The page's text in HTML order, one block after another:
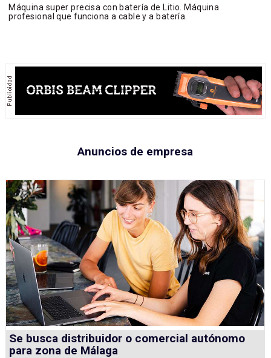
Máquina super precisa con batería de Litio. Máquina
profesional que funciona a cable y a batería.
Anuncios de empresa
Se busca distribuidor o comercial autónomo
para zona de Málaga